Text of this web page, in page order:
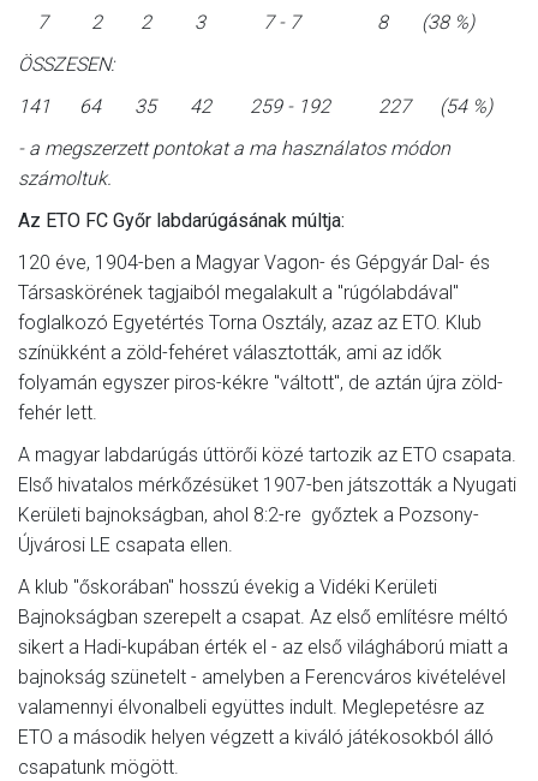
7 2 2 3 7 - 7 8 (38 %)
ÖSSZESEN:
141 64 35 42 259 - 192 227 (54 %)
- a megszerzett pontokat a ma használatos módon
számoltuk.
Az ETO FC Győr labdarúgásának múltja:
120 éve, 1904-ben a Magyar Vagon- és Gépgyár Dal- és
Társaskörének tagjaiból megalakult a "rúgólabdával"
foglalkozó Egyetértés Torna Osztály, azaz az ETO. Klub
színükként a zöld-fehéret választották, ami az idők
folyamán egyszer piros-kékre "váltott", de aztán újra zöld-
fehér lett.
A magyar labdarúgás úttörői közé tartozik az ETO csapata.
Első hivatalos mérkőzésüket 1907-ben játszották a Nyugati
Kerületi bajnokságban, ahol 8:2-re győztek a Pozsony-
Újvárosi LE csapata ellen.
A klub "őskorában" hosszú évekig a Vidéki Kerületi
Bajnokságban szerepelt a csapat. Az első említésre méltó
sikert a Hadi-kupában érték el - az első világháború miatt a
bajnokság szünetelt - amelyben a Ferencváros kivételével
valamennyi élvonalbeli együttes indult. Meglepetésre az
ETO a második helyen végzett a kiváló játékosokból álló
csapatunk mögött.